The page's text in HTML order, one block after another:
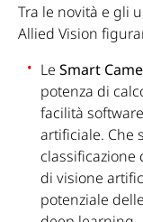
Tra le novità e gli
Allied Vision
Le Smart
potenza di
facilità
artificiale. Che
classificazione
di visione
potenziale